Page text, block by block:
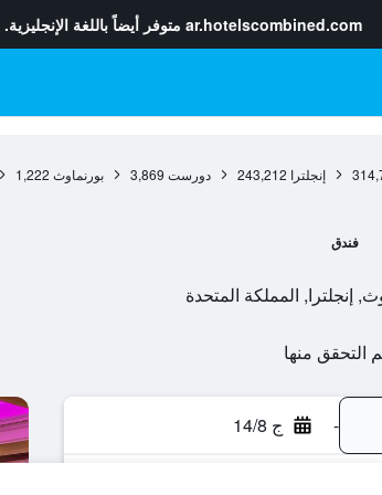
ar.hotelscombined.com متوفر أيضاً باللغة الإنجليزية.
إنجلترا 243,212 دورست 3,869 بورنماوث 1,222
فندق
- ج 14/8